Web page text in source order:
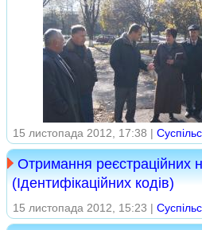
15 листопада 2012, 17:38 |
Отримання реєстраційних
(Ідентифікаційних кодів)
15 листопада 2012, 15:23 |